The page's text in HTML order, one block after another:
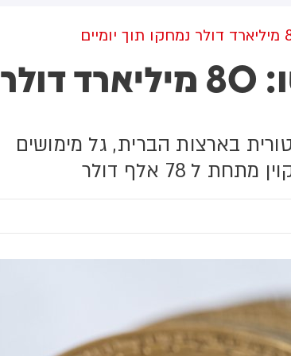
דרמה בשוק הקריפטו: 80 מיליארד דולר
בארצות הברית, גל מימושים
ל 78 אלף דולר